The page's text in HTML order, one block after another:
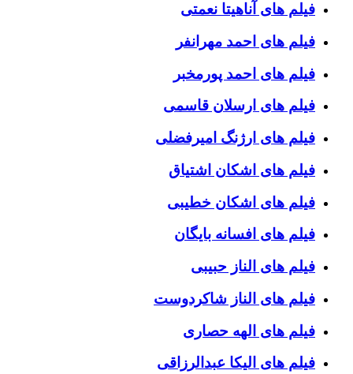
فیلم های آناهیتا نعمتی
فیلم های احمد مهرانفر
فیلم های احمد پورمخبر
فیلم های ارسلان قاسمی
فیلم های ارژنگ امیرفضلی
فیلم های اشکان اشتیاق
فیلم های اشکان خطیبی
فیلم های افسانه بایگان
فیلم های الناز حبیبی
فیلم های الناز شاکردوست
فیلم های الهه حصاری
فیلم های الیکا عبدالرزاقی